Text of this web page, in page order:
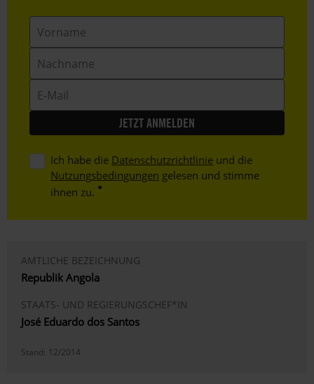
Mail
Ich habe die Datenschutzrichtlinie und die
Nutzungsbedingungen gelesen und stimme
ihnen zu.
AMTLICHE BEZEICHNUNG
Republik Angola
STAATS- UND REGIERUNGSCHEF*IN
José Eduardo dos Santos
Stand: 12/2014